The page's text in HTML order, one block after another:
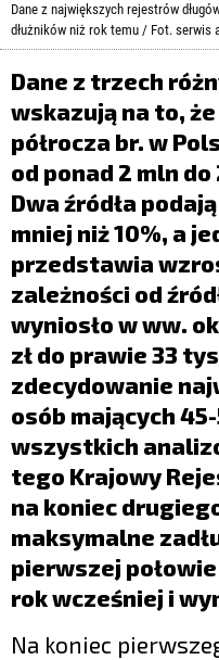
KULTURA
LIFESTYLE
OPINIE I
Dane z największych rejestrów
dłużników niż rok temu / Fot. serwis
Dane z trzech
wskazują na to,
półrocza br. w
od ponad 2 mln
Dwa źródła
mniej niż 10%, a
przedstawia
zależności od
wyniosło w ww.
zł do prawie 33
zdecydowanie
osób mających
wszystkich
tego Krajowy
na koniec
maksymalne
pierwszej
rok wcześniej i
Na koniec